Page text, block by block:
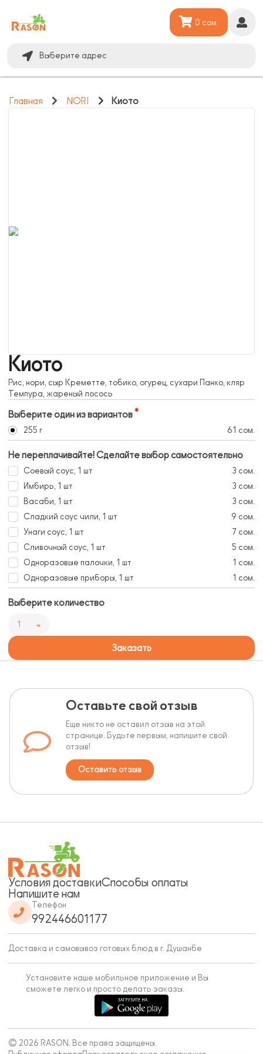
Выберите адрес
0 сом.
Главная NORI Киото
Киото
Рис, нори, сыр Креметте, тобико, огурец, сухари Панко, кляр
Темпура, жареный лосось
Выберите один из вариантов
255 г 61 сом.
Не переплачивайте! Сделайте выбор самостоятельно
Соевый соус, 1 шт
3 сом.
Имбирь, 1 шт
3 сом.
Васаби, 1 шт
3 сом.
Сладкий соус чили, 1 шт
9 сом.
Унаги соус, 1 шт
7 сом.
Сливочный соус, 1 шт
5 сом.
Одноразовые палочки, 1 шт
1 сом.
Одноразовые приборы, 1 шт
1 сом.
Выберите количество
1
Заказать
Оставьте свой отзыв
Еще никто не оставил отзыв на этой
странице. Будьте первым, напишите свой
отзыв!
Оставить отзыв
Условия доставкиСпособы оплаты
Напишите нам
Телефон
992446601177
Доставка и самовывоз готовых блюд в г. Душанбе
Установите наше мобильное приложение и Вы
сможете легко и просто делать заказы.
© 2026 RASON. Все права защищены.